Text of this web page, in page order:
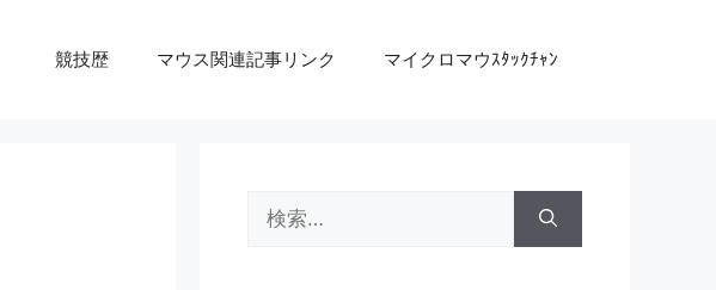
競技歴 マウス関連記事リンク マイクロマウｽﾀｯｸﾁｬﾝ
索: